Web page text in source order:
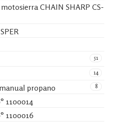
CHAIN SHARP CS-
51
14
8
propano
1100014
1100016